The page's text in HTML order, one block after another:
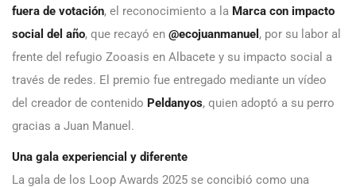
fuera de votación, el reconocimiento a la Marca con impacto
social del año, que recayó en @ecojuanmanuel , por su labor al
frente del refugio Zooasis en Albacete y su impacto social a
través de redes. El premio fue entregado mediante un vídeo
del creador de contenido Peldanyos, quien adoptó a su perro
gracias a Juan Manuel.
Una gala experiencial y diferente
La gala de los Loop Awards 2025 se concibió como una